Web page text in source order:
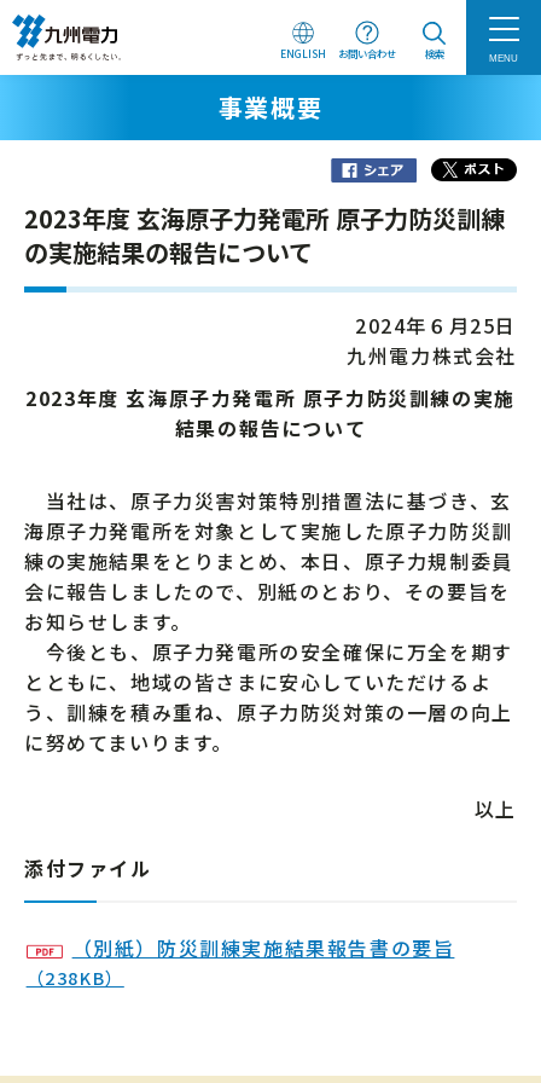
ENGLISH お問い合わせ 検索 MENU
事業概要
2023年度 玄海原子力発電所 原子力防災訓練
の実施結果の報告について
2024年６月25日
九州電力株式会社
2023年度 玄海原子力発電所 原子力防災訓練の実施
結果の報告について
当社は、原子力災害対策特別措置法に基づき、玄
海原子力発電所を対象として実施した原子力防災訓
練の実施結果をとりまとめ、本日、原子力規制委員
会に報告しましたので、別紙のとおり、その要旨を
お知らせします。
今後とも、原子力発電所の安全確保に万全を期す
とともに、地域の皆さまに安心していただけるよ
う、訓練を積み重ね、原子力防災対策の一層の向上
に努めてまいります。
以上
添付ファイル
（別紙）防災訓練実施結果報告書の要旨
（238KB）